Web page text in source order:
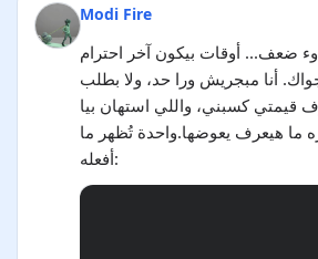
Modi Fire
ضعف... أوقات بيكون آخر احترام
أنا مبجريش ورا حد، ولا بطلب
قيمتي كسبني، واللي استهان بيا
هيعرف يعوضها.واحدة تُظهر ما
أفعله: